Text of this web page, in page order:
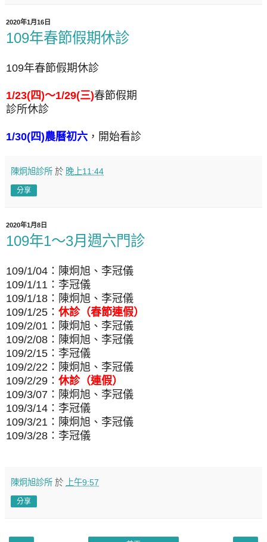
2020年1月16日
109年春節假期休診
109年春節假期休診
1/23(四)～1/29(三)春節假期
診所休診
1/30(四)農曆初六 ，開始看診
陳炯旭診所 於 晚上11:44
分享
2020年1月8日
109年1～3月週六門診
109/1/04：陳炯旭、李冠儀
109/1/11：李冠儀
109/1/18：陳炯旭、李冠儀
109/1/25： 休診（春節連假）
109/2/01：陳炯旭、李冠儀
109/2/08：陳炯旭、李冠儀
109/2/15：李冠儀
109/2/22：陳炯旭、李冠儀
109/2/29： 休診（連假）
109/3/07：陳炯旭、李冠儀
109/3/14：李冠儀
109/3/21：陳炯旭、李冠儀
109/3/28：李冠儀
陳炯旭診所 於 上午9:57
分享